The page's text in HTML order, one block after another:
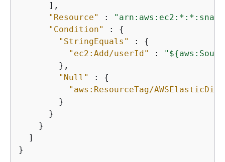
      ],
"Resource"
:
"Condition"
: {
"StringEquals"
: {
"ec2:Add/userId"
: "${
        },
"Null"
: {
"aws:ResourceTag/
        }
      }
    }
  ]
}